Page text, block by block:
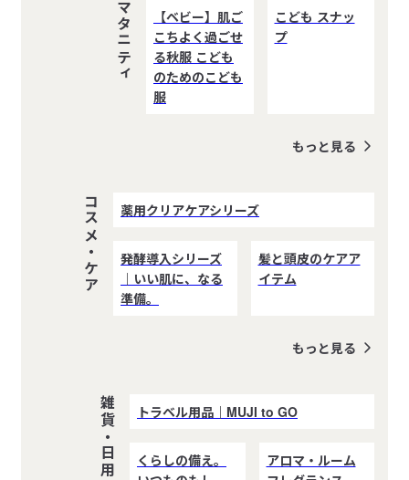
【ベビー】肌ご
こちよく過ごせ
る秋服 こども
のためのこども
服
こども スナッ
プ
もっと見る
コスメ・ケア 薬用クリアケアシリーズ
発酵導入シリーズ
｜いい肌に、なる
準備。
髪と頭皮のケアア
イテム
もっと見る
雑貨・日用品 トラベル用品｜MUJI to GO
くらしの備え。
アロマ・ルーム